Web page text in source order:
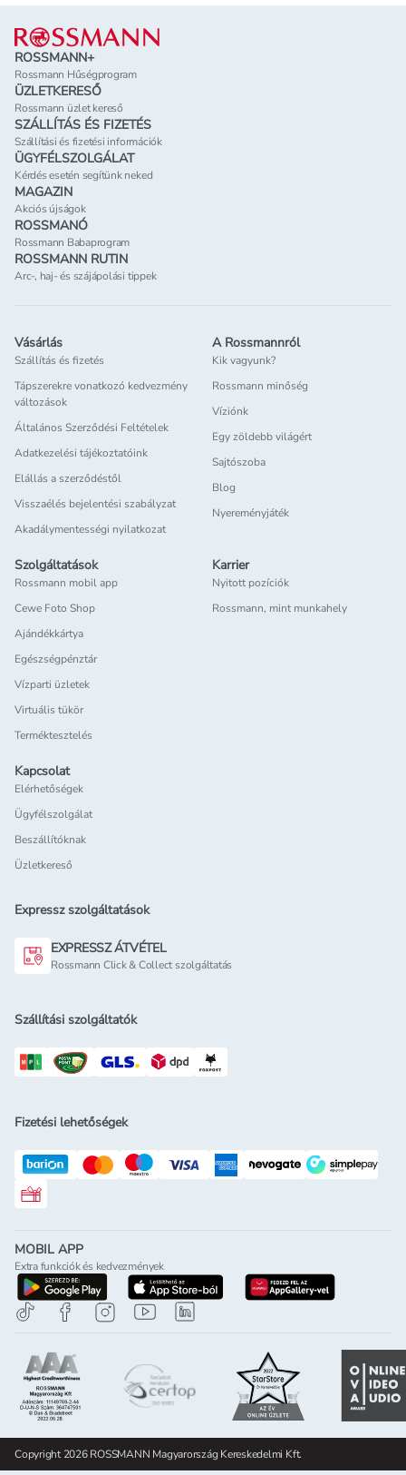
Lábléc
ROSSMANN+
Rossmann Hűségprogram
ÜZLETKERESŐ
Rossmann üzlet kereső
SZÁLLÍTÁS ÉS FIZETÉS
Szállítási és fizetési információk
ÜGYFÉLSZOLGÁLAT
Kérdés esetén segítünk neked
MAGAZIN
Akciós újságok
ROSSMANÓ
Rossmann Babaprogram
ROSSMANN RUTIN
Arc-, haj- és szájápolási tippek
Vásárlás
Szállítás és fizetés
Tápszerekre vonatkozó kedvezmény
változások
Általános Szerződési Feltételek
Adatkezelési tájékoztatóink
Elállás a szerződéstől
Visszaélés bejelentési szabályzat
Akadálymentességi nyilatkozat
A Rossmannról
Kik vagyunk?
Rossmann minőség
Víziónk
Egy zöldebb világért
Sajtószoba
Blog
Nyereményjáték
Szolgáltatások
Rossmann mobil app
Cewe Foto Shop
Ajándékkártya
Egészségpénztár
Vízparti üzletek
Virtuális tükör
Terméktesztelés
Karrier
Nyitott pozíciók
Rossmann, mint munkahely
Kapcsolat
Elérhetőségek
Ügyfélszolgálat
Beszállítóknak
Üzletkereső
Expressz szolgáltatások
EXPRESSZ ÁTVÉTEL
Rossmann Click & Collect szolgáltatás
Szállítási szolgáltatók
Fizetési lehetőségek
Rossmann ajándékkártya
MOBIL APP
Extra funkciók és kedvezmények
letöltés a google-play-rölletöltés az app-store-ból
letöltés
Copyright 2026 ROSSMANN Magyarország Kereskedelmi Kft.